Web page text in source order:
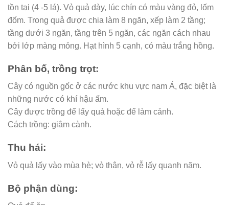
tồn tại (4 -5 lá). Vỏ quả dày, lúc chín có màu vàng đỏ, lốm
đốm. Trong quả được chia làm 8 ngăn, xếp làm 2 tầng;
tầng dưới 3 ngăn, tầng trên 5 ngăn, các ngăn cách nhau
bởi lớp màng mỏng. Hạt hình 5 cạnh, có màu trắng hồng.
Phân bố, trồng trọt:
Cây có nguồn gốc ở các nước khu vực nam Á, đặc biệt là
những nước có khí hậu ấm.
Cây được trồng để lấy quả hoặc để làm cảnh.
Cách trồng: giâm cành.
Thu hái:
Vỏ quả lấy vào mùa hè; vỏ thân, vỏ rễ lấy quanh năm.
Bộ phận dùng: